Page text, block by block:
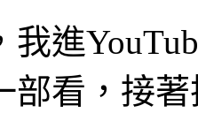
我進
部看，接